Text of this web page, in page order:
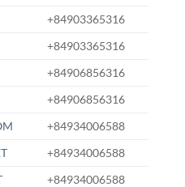
+84903365316
+84903365316
+84906856316
+84906856316
+84934006588
+84934006588
+84934006588